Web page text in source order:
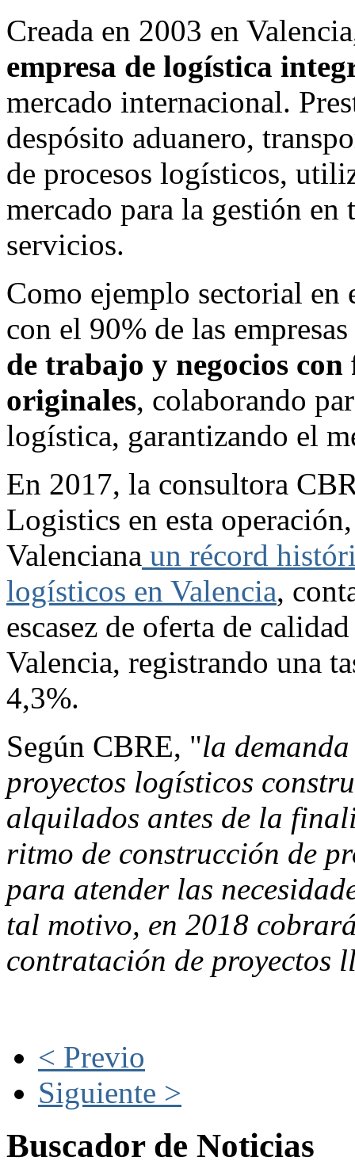
Creada en 2003 en
empresa de logística
mercado internacional.
despósito aduanero,
de procesos logísticos,
mercado para la gestión
servicios.
Como ejemplo sectorial
con el 90% de las
de trabajo y negocios
originales, colaborando
logística, garantizando el
En 2017, la consultora
Logistics en esta
Valenciana un récord
logísticos en Valencia,
escasez de oferta de
Valencia, registrando una
4,3%.
Según CBRE, "la
proyectos logísticos
alquilados antes de la
ritmo de construcción de
para atender las
tal motivo, en 2018
contratación de proyectos
< Previo
Siguiente >
Buscador de Noticias